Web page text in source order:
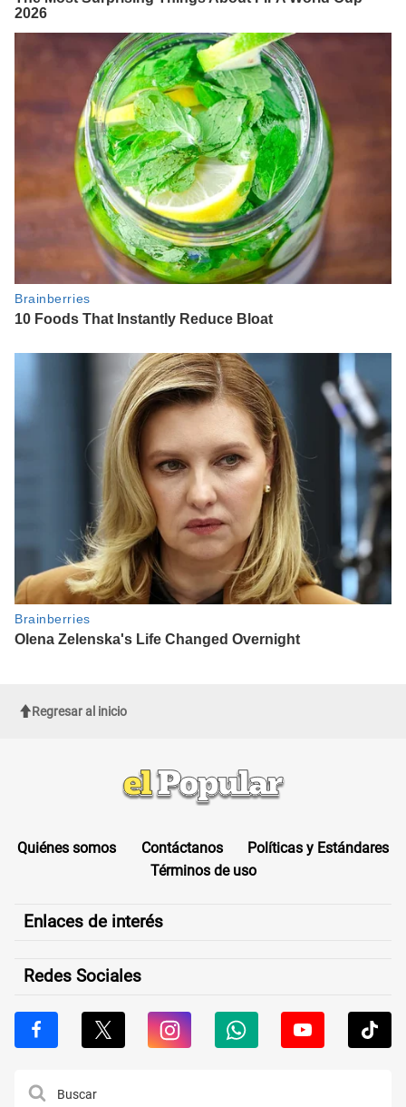
Regresar al inicio
Quiénes somos Contáctanos
Políticas y Estándares
Términos de uso
Enlaces de interés
Redes Sociales